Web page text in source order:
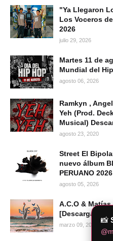
"Ya Llegaron
Los Voceros
2026
julio 29, 2026
Martes 11 de
Mundial del
agosto 06, 2026
Ramkyn ,
Yeh (Prod.
Musical)
agosto 23, 2020
Street El
nuevo álbum
PERUANO 2026
agosto 05, 2026
A.C.O & Matías
[Descargar Mp3]
marzo 09, 2022
📸